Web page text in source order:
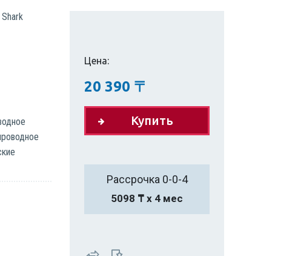
Цена:
20 390 〒
Купить
Рассрочка 0-0-4
5098 ₸ х 4 мес